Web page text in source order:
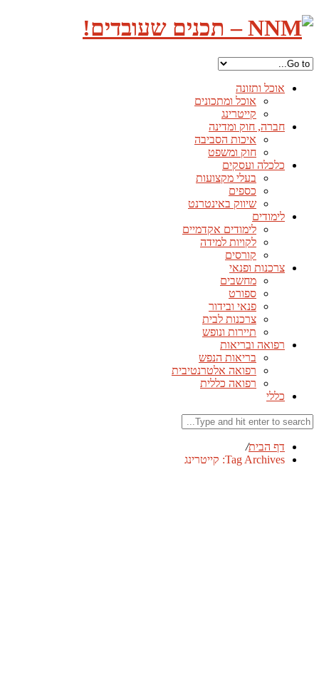
אוכל ותזונה
אוכל ומתכונים
קייטרינג
חברה, חוק ומדינה
איכות הסביבה
חוק ומשפט
כלכלה ועסקים
בעלי מקצועות
כספים
שיווק באינטרנט
לימודים
לימודים אקדמיים
לקויות למידה
קורסים
צרכנות ופנאי
מחשבים
ספורט
פנאי ובידור
צרכנות לבית
תיירות ונופש
רפואה ובריאות
בריאות הנפש
רפואה אלטרנטיבית
רפואה כללית
כללי
דף הבית/
Tag Archives: קייטרינג